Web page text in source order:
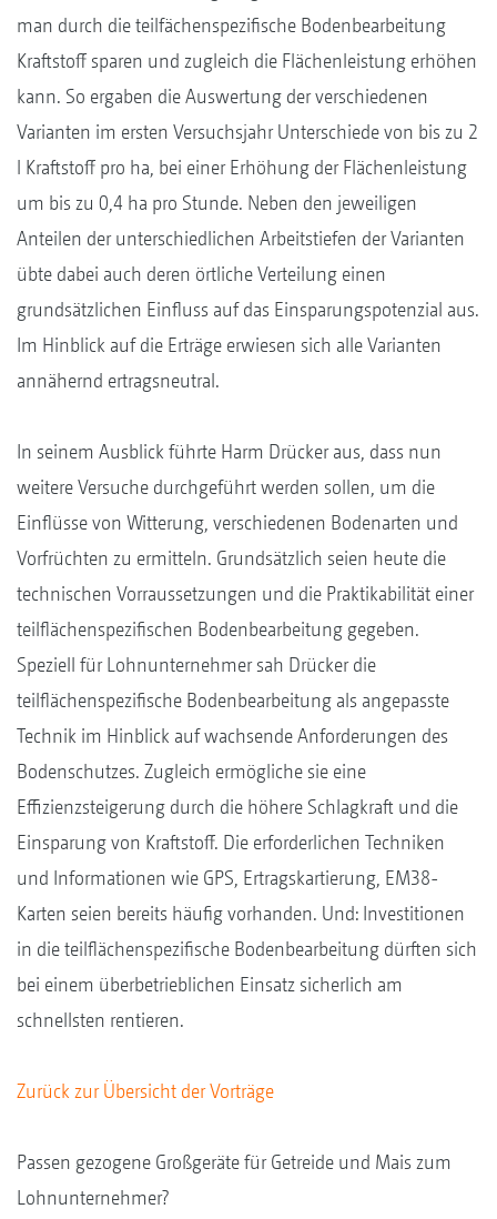
man durch die teilfächenspezifische Bodenbearbeitung
Kraftstoff sparen und zugleich die Flächenleistung erhöhen
kann. So ergaben die Auswertung der verschiedenen
Varianten im ersten Versuchsjahr Unterschiede von bis zu 2
l Kraftstoff pro ha, bei einer Erhöhung der Flächenleistung
um bis zu 0,4 ha pro Stunde. Neben den jeweiligen
Anteilen der unterschiedlichen Arbeitstiefen der Varianten
übte dabei auch deren örtliche Verteilung einen
grundsätzlichen Einfluss auf das Einsparungspotenzial aus.
Im Hinblick auf die Erträge erwiesen sich alle Varianten
annähernd ertragsneutral.
In seinem Ausblick führte Harm Drücker aus, dass nun
weitere Versuche durchgeführt werden sollen, um die
Einflüsse von Witterung, verschiedenen Bodenarten und
Vorfrüchten zu ermitteln. Grundsätzlich seien heute die
technischen Vorraussetzungen und die Praktikabilität einer
teilflächenspezifischen Bodenbearbeitung gegeben.
Speziell für Lohnunternehmer sah Drücker die
teilflächenspezifische Bodenbearbeitung als angepasste
Technik im Hinblick auf wachsende Anforderungen des
Bodenschutzes. Zugleich ermögliche sie eine
Effizienzsteigerung durch die höhere Schlagkraft und die
Einsparung von Kraftstoff. Die erforderlichen Techniken
und Informationen wie GPS, Ertragskartierung, EM38-
Karten seien bereits häufig vorhanden. Und: Investitionen
in die teilflächenspezifische Bodenbearbeitung dürften sich
bei einem überbetrieblichen Einsatz sicherlich am
schnellsten rentieren.
Zurück zur Übersicht der Vorträge
Passen gezogene Großgeräte für Getreide und Mais zum
Lohnunternehmer?